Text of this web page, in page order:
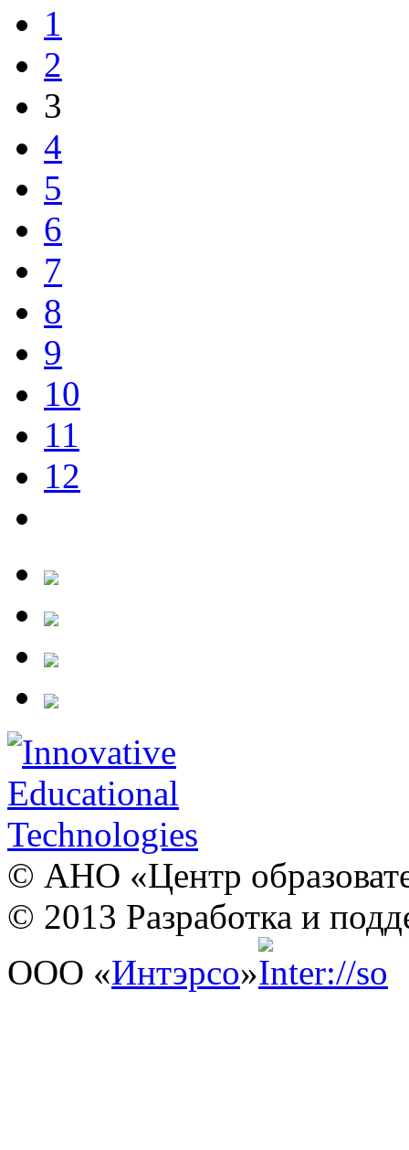
1
2
3
4
5
6
7
8
9
10
11
12
© АНО «Центр
© 2013 Разработка и
ООО «Интэрсо»